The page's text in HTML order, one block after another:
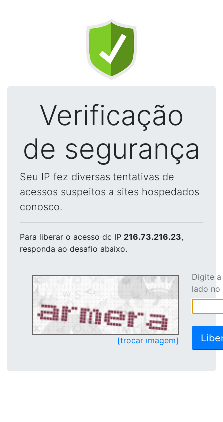
Verificação
de segurança
Seu IP fez diversas tentativas de
acessos suspeitos a sites hospedados
conosco.
Para liberar o acesso do IP 216.73.216.23,
responda ao desafio abaixo.
[trocar imagem]
Digite
lado no